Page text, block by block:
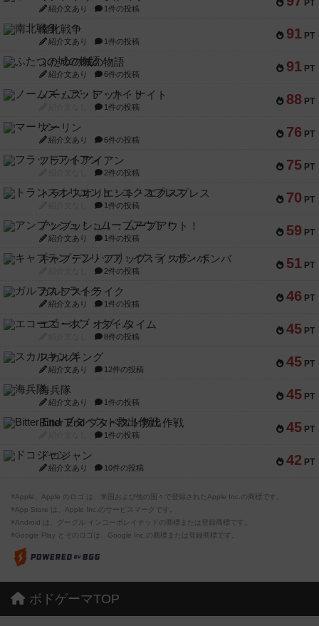
PT
紹介文あり 1件の投稿
91 PT
南北戦争
紹介文あり 1件の投稿
91 PT
ふたつの城の物語
紹介文あり 6件の投稿
88 PT
ノームズ・アット・ナイト
1件の投稿
76 PT
マーリン
紹介文あり 6件の投稿
75 PT
フラットアイアン
2件の投稿
70 PT
トランスオリエント・エクスプレス
1件の投稿
59 PT
アンブッシュ！：ムーブアウト！
紹介文あり 1件の投稿
51 PT
キャプテン・フリップ：イスラ・ボンバ
2件の投稿
46 PT
ガルフストライク
紹介文あり 1件の投稿
45 PT
エコーズ・オブ・タイム
8件の投稿
45 PT
スカルキング
紹介文あり 12件の投稿
45 PT
海兵隊
紹介文あり 1件の投稿
45 PT
Bitter End ブタペスト救出作戦
1件の投稿
42 PT
ドコジャン
紹介文あり 10件の投稿
※Apple、Apple のロゴ は、米国および他の国々で登録されたApple Inc.の商標です。
※App Store は、Apple Inc.のサービスマークです。
※Android は、グーグル インコーポレイテッドの商標または登録商標です。
※Google Play とそのロゴは、Google Inc.の商標または登録商標です。
ボドゲーマTOP